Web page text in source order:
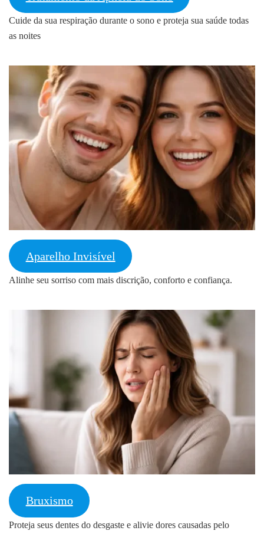
Cuide da sua respiração durante o sono e proteja sua saúde todas
as noites
Aparelho Invisível
Alinhe seu sorriso com mais discrição, conforto e confiança.
Bruxismo
Proteja seus dentes do desgaste e alivie dores causadas pelo